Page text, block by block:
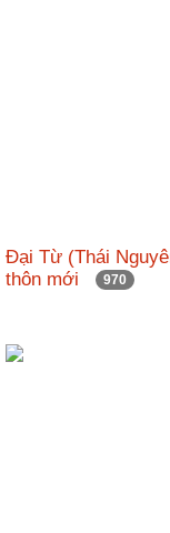
Đại Từ (Thái
thôn mới
970